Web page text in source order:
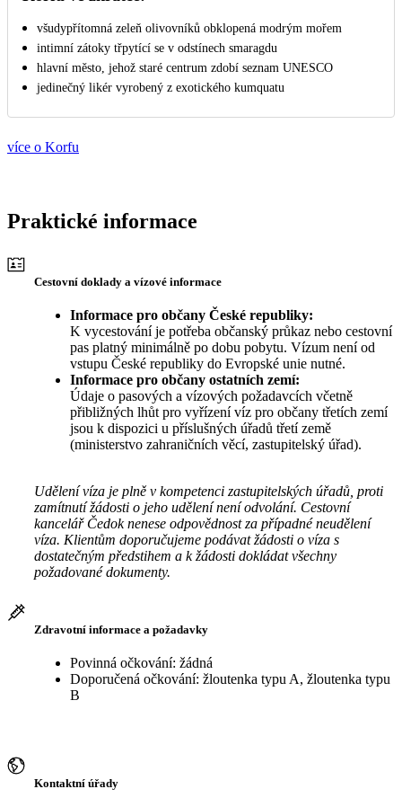
všudypřítomná zeleň olivovníků obklopená modrým mořem
intimní zátoky třpytící se v odstínech smaragdu
hlavní město, jehož staré centrum zdobí seznam UNESCO
jedinečný likér vyrobený z exotického kumquatu
více o Korfu
Praktické informace
Cestovní doklady a vízové informace
Informace pro občany České republiky:
K vycestování je potřeba občanský průkaz nebo cestovní
pas platný minimálně po dobu pobytu. Vízum není od
vstupu České republiky do Evropské unie nutné.
Informace pro občany ostatních zemí:
Údaje o pasových a vízových požadavcích včetně
přibližných lhůt pro vyřízení víz pro občany třetích zemí
jsou k dispozici u příslušných úřadů třetí země
(ministerstvo zahraničních věcí, zastupitelský úřad).
Udělení víza je plně v kompetenci zastupitelských úřadů, proti
zamítnutí žádosti o jeho udělení není odvolání. Cestovní
kancelář Čedok nenese odpovědnost za případné neudělení
víza. Klientům doporučujeme podávat žádosti o víza s
dostatečným předstihem a k žádosti dokládat všechny
požadované dokumenty.
Zdravotní informace a požadavky
Povinná očkování: žádná
Doporučená očkování: žloutenka typu A, žloutenka typu
B
Kontaktní úřady